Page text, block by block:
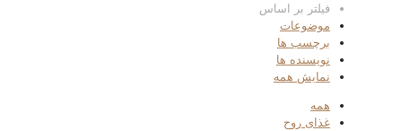
فیلتر بر اساس
موضوعات
برچسب ها
نویسنده ها
نمایش همه
همه
غذای روح